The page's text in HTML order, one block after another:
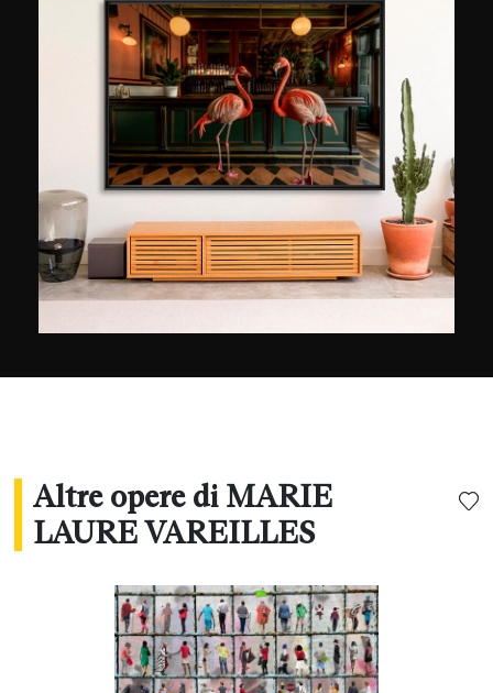
spiega l'autrice, "voglio che lo spettatore inventi
la propria storia mentre lo guarda, in modo che il
fotomontaggio prenda vita secondo
l'immaginazione di ogni persona". Oggi le opere
di Marie-Laure Vareille si trovano in libri
fotografici, stampe di grande formato, riviste e
persino collezioni di abbigliamento! Espone negli
Stati Uniti e a Vaison-la-Romaine, il villaggio nel
sud della Francia dove continua a vivere e a
compilare le sue foto quando torna dai suoi
viaggi. Quando le è stato chiesto di indicare tre
Altre opere di MARIE
LAURE VAREILLES